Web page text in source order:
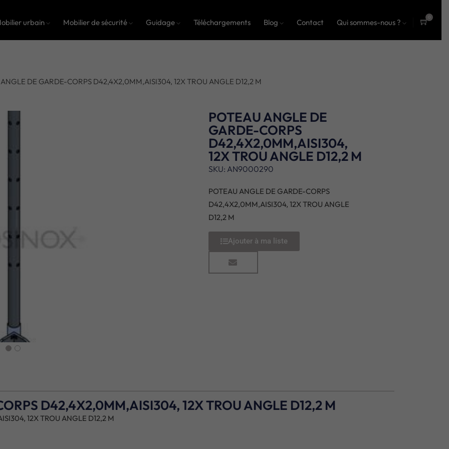
urbain Mobilier de sécurité Guidage Téléchargements Blog Contact Qui sommes-nous ?
0
DE GARDE-CORPS D42,4X2,0MM,AISI304, 12X TROU ANGLE D12,2 M
POTEAU ANGLE DE
GARDE-CORPS
D42,4X2,0MM,AISI304,
12X TROU ANGLE D12,2 M
SKU: AN9000290
POTEAU ANGLE DE GARDE-CORPS
D42,4X2,0MM,AISI304, 12X TROU ANGLE
D12,2 M
Ajouter à ma liste
D42,4X2,0MM,AISI304, 12X TROU ANGLE D12,2 M
12X TROU ANGLE D12,2 M